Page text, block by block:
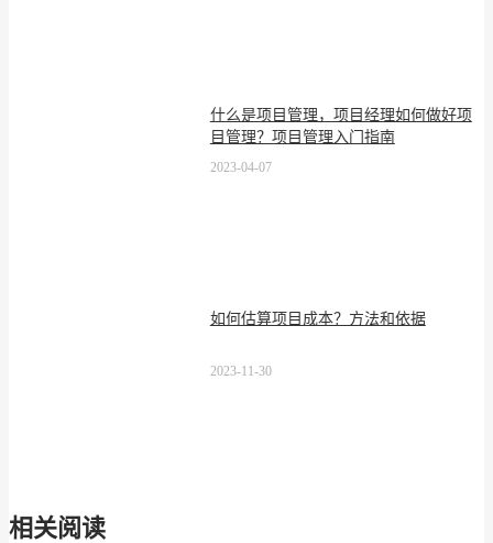
什么是项目管理，项目经理如何做好项
目管理？项目管理入门指南
2023-04-07
如何估算项目成本？方法和依据
2023-11-30
相关阅读